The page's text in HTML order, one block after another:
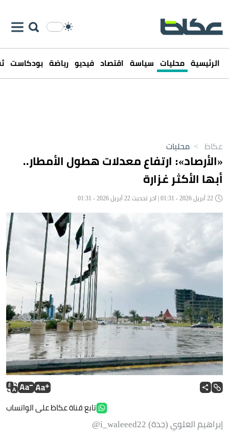
الرئيسية محليات سياسة اقتصاد فيديو رياضة بودكاست
عكاظ > محليات
«الأرصاد»: ارتفاع معدلات هطول الأمطار..
أبها الأكثر غزارة
تابع قناة عكاظ على الواتساب
إبراهيم العلوي (جدة) i_waleeed22@